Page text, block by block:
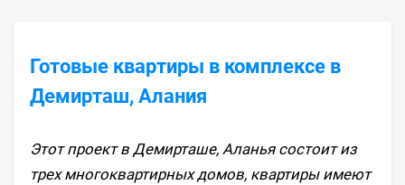
Готовые квартиры в комплексе в
Демирташ, Алания
Этот проект в Демирташе, Аланья состоит из
трех многоквартирных домов, квартиры имеют